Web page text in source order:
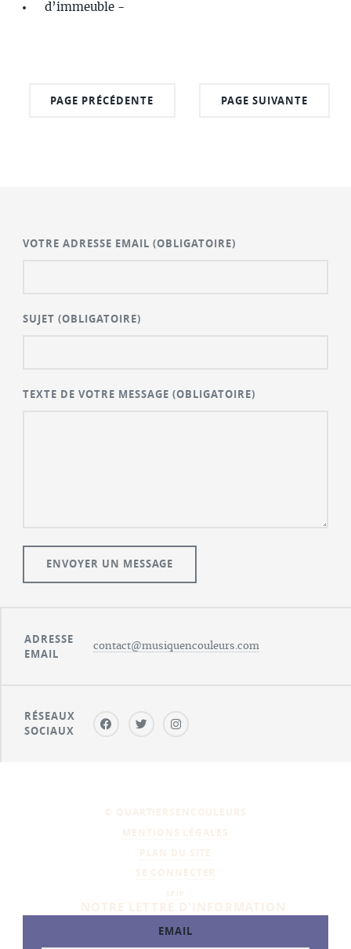
d’immeuble -
PAGE PRÉCÉDENTE PAGE SUIVANTE
VOTRE ADRESSE EMAIL(OBLIGATOIRE)
SUJET(OBLIGATOIRE)
TEXTE DE VOTRE MESSAGE(OBLIGATOIRE)
ADRESSE
EMAIL
contact@musiquencouleurs.com
RÉSEAUX
SOCIAUX
© QUARTIERSENCOULEURS
MENTIONS LÉGALES
PLAN DU SITE
SE CONNECTER
SPIP
NOTRE LETTRE D'INFORMATION
EMAIL